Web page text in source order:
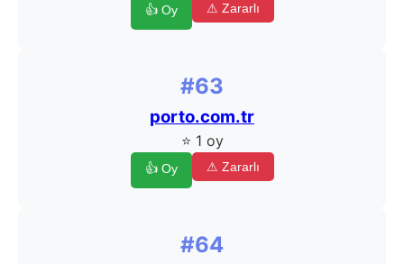
👍 Oy ⚠ Zararlı
#63
porto.com.tr
⭐ 1 oy
👍 Oy ⚠ Zararlı
#64